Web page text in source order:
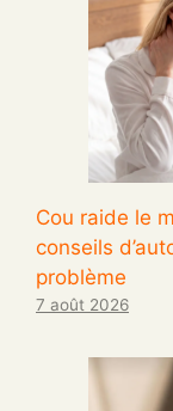
Cou raide le
conseils
problème
7 août 2026